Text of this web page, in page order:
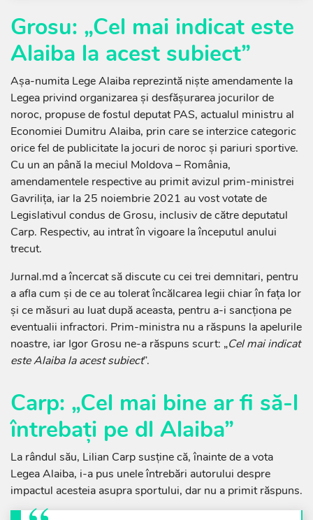
Grosu: „Cel mai indicat este
Alaiba la acest subiect”
Așa-numita Lege Alaiba reprezintă niște amendamente la
Legea privind organizarea și desfășurarea jocurilor de
noroc, propuse de fostul deputat PAS, actualul ministru al
Economiei Dumitru Alaiba, prin care se interzice categoric
orice fel de publicitate la jocuri de noroc și pariuri sportive.
Cu un an până la meciul Moldova – România,
amendamentele respective au primit avizul prim-ministrei
Gavrilița, iar la 25 noiembrie 2021 au vost votate de
Legislativul condus de Grosu, inclusiv de către deputatul
Carp. Respectiv, au intrat în vigoare la începutul anului
trecut.
Jurnal.md a încercat să discute cu cei trei demnitari, pentru
a afla cum și de ce au tolerat încălcarea legii chiar în fața lor
și ce măsuri au luat după aceasta, pentru a-i sancționa pe
eventualii infractori. Prim-ministra nu a răspuns la apelurile
noastre, iar Igor Grosu ne-a răspuns scurt: „Cel mai indicat
este Alaiba la acest subiect”.
Carp: „Cel mai bine ar fi să-l
întrebați pe dl Alaiba”
La rândul său, Lilian Carp susține că, înainte de a vota
Legea Alaiba, i-a pus unele întrebări autorului despre
impactul acesteia asupra sportului, dar nu a primit răspuns.